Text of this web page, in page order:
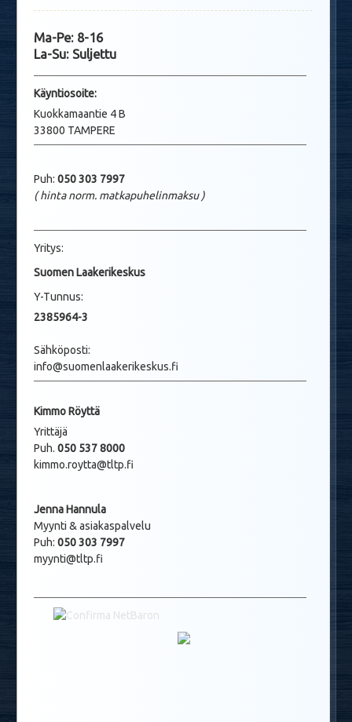
Ma-Pe: 8-16
La-Su: Suljettu
Käyntiosoite:
Kuokkamaantie 4 B
33800 TAMPERE
Puh: 050 303 7997
( hinta norm. matkapuhelinmaksu)
Yritys:
Suomen Laakerikeskus
Y-Tunnus:
2385964-3
Sähköposti:
info@suomenlaakerikeskus.fi
Kimmo Röyttä
Yrittäjä
Puh. 050 537 8000
kimmo.roytta@tltp.fi
Jenna Hannula
Myynti & asiakaspalvelu
Puh: 050 303 7997
myynti@tltp.fi